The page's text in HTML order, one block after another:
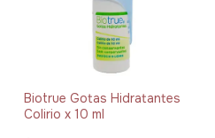
Biotrue Gotas Hidratantes
Colirio x 10 ml